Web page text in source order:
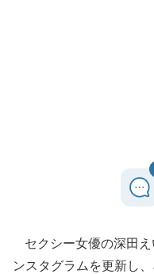
セクシー女優の深田
ンスタグラムを更新し